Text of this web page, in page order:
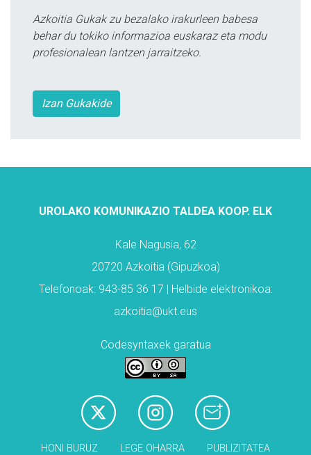
Azkoitia Gukak zu bezalako irakurleen babesa
behar du tokiko informazioa euskaraz eta modu
profesionalean lantzen jarraitzeko.
Izan Gukakide
UROLAKO KOMUNIKAZIO TALDEA KOOP. ELK
Kale Nagusia, 62
20720 Azkoitia (Gipuzkoa)
Telefonoak: 943-85 36 17 | Helbide elektronikoa:
azkoitia@ukt.eus
Codesyntaxek garatua
HONI BURUZ LEGE OHARRA PUBLIZITATEA